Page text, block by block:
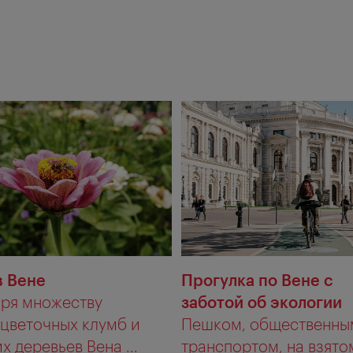
Вене
множеству
клумб и
деревьев Вена ...
Прогулка по Вене с
заботой об экологии
Пешком,
транспортом, на